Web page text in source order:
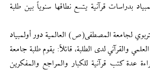
بدراسات قرآنية يتسع نطاقها سنوياً بين طلبة
لجامعة المصطفى(ص) العالمية دور أولمبياد
والقرآني لدى الطلبة، قائلاً: يقوم طلبة جامعة
عدة كتب قرآنية للكبار والمراجع والمفكرين